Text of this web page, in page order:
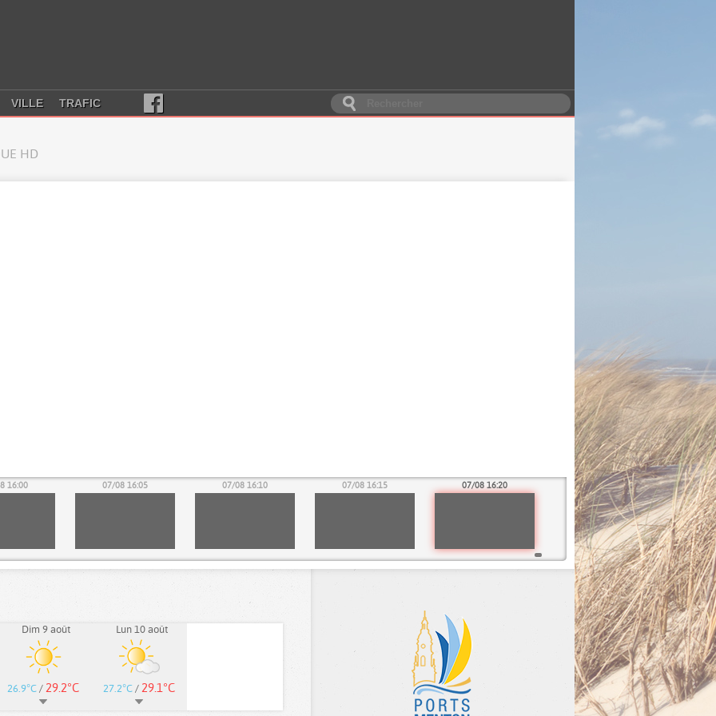
VILLE TRAFIC
HD
16:00 07/08 16:05 07/08 16:10 07/08 16:15 07/08 16:20
Dim 9 août
26.9°C / 29.2°C
Lun 10 août
27.2°C / 29.1°C